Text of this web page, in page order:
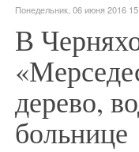
Понедельник, 06 июня 2016
В
дерево,
больнице